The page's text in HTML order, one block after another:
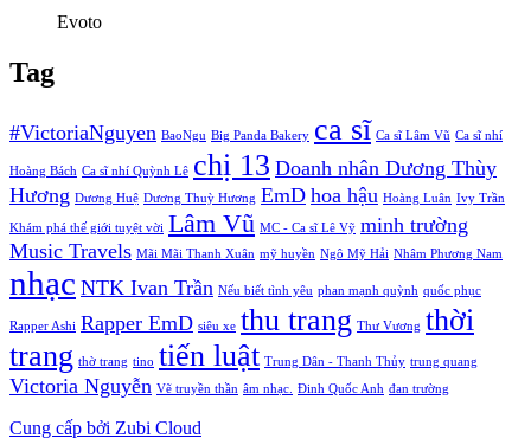
Evoto
Tag
#VictoriaNguyen BaoNgu Big Panda Bakery ca sĩ Ca sĩ Lâm Vũ Ca sĩ nhí
Hoàng Bách Ca sĩ nhí Quỳnh Lê chị 13 Doanh nhân Dương Thùy
Hương Dương Huệ Dương Thuỳ Hương EmD hoa hậu Hoàng Luân Ivy Trần
Khám phá thế giới tuyệt vời Lâm Vũ MC - Ca sĩ Lê Vỹ minh trường
Music Travels Mãi Mãi Thanh Xuân mỹ huyền Ngô Mỹ Hải Nhâm Phương Nam
nhạc NTK Ivan Trần Nếu biết tình yêu phan mạnh quỳnh quốc phục
Rapper Ashi Rapper EmD siêu xe thu trang Thư Vương thời
trang thờ trang tino tiến luật Trung Dân - Thanh Thủy trung quang
Victoria Nguyễn Vẽ truyền thần âm nhạc. Đinh Quốc Anh đan trường
Cung cấp bởi Zubi Cloud